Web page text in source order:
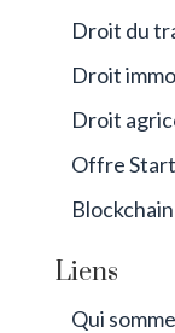
Droit du
Droit
Droit
Offre
Liens
Qui